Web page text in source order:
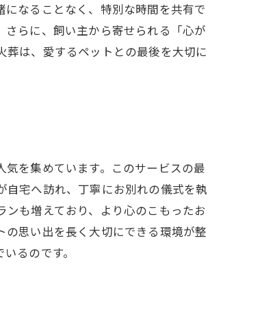
なることなく、特別な時間を共有で
らに、飼い主から寄せられる「心が
は、愛するペットとの最後を大切に
を集めています。このサービスの最
宅へ訪れ、丁寧にお別れの儀式を執
も増えており、より心のこもったお
思い出を長く大切にできる環境が整
るのです。